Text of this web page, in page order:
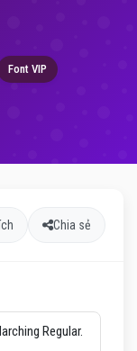
Font VIP
Chia sẻ